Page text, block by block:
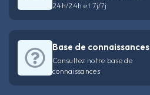
24h/24h et 7j/7j
Base de connaissances
Consultez notre base de
connaissances